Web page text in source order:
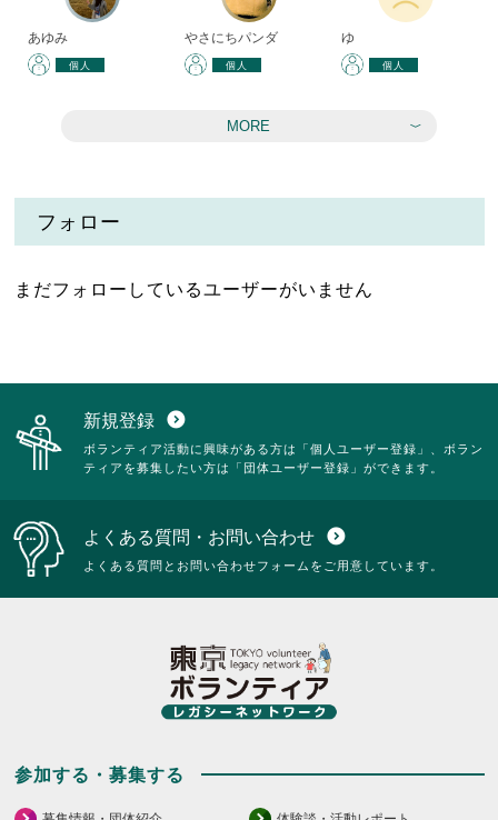
あゆみ
個人
やさにちパンダ
個人
ゆ
個人
MORE
フォロー
まだフォローしているユーザーがいません
新規登録 expand_circle_down
ボランティア活動に興味がある方は「個人ユーザー登録」、ボラン
ティアを募集したい方は「団体ユーザー登録」ができます。
よくある質問・お問い合わせ expand_circle_down
よくある質問とお問い合わせフォームをご用意しています。
参加する・募集する